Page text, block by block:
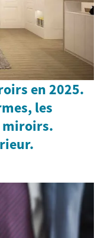
en 2025.
les
miroirs.